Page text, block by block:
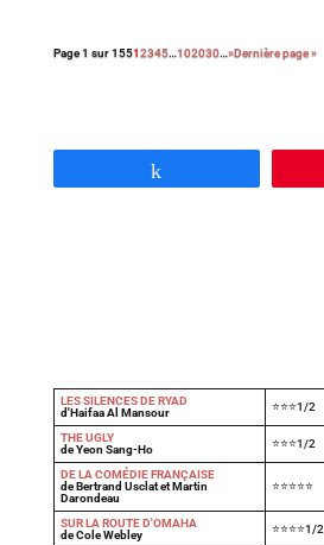
Page 1 sur 15512345…102030…»Dernière page »
LES SILENCES DE RYAD
d'Haifaa Al Mansour
⭐⭐⭐1/2
THE UGLY
de Yeon Sang-Ho
⭐⭐⭐1/2
DE LA COMÉDIE FRANÇAISE
de Bertrand Usclat et Martin
Darondeau
⭐⭐⭐⭐⭐
SUR LA ROUTE D'OMAHA
de Cole Webley
⭐⭐⭐⭐1/2